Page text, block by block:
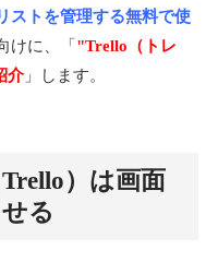
ストを管理する無料で使
けに、「"Trello（トレ
介」します。
）は画面
る